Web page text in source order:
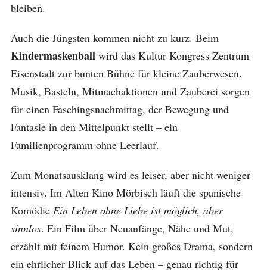
bleiben.
Auch die Jüngsten kommen nicht zu kurz. Beim
Kindermaskenballwird das Kultur Kongress Zentrum
Eisenstadt zur bunten Bühne für kleine Zauberwesen.
Musik, Basteln, Mitmachaktionen und Zauberei sorgen
für einen Faschingsnachmittag, der Bewegung und
Fantasie in den Mittelpunkt stellt – ein
Familienprogramm ohne Leerlauf.
Zum Monatsausklang wird es leiser, aber nicht weniger
intensiv. Im Alten Kino Mörbisch läuft die spanische
Komödie Ein Leben ohne Liebe ist möglich, aber
sinnlos. Ein Film über Neuanfänge, Nähe und Mut,
erzählt mit feinem Humor. Kein großes Drama, sondern
ein ehrlicher Blick auf das Leben – genau richtig für